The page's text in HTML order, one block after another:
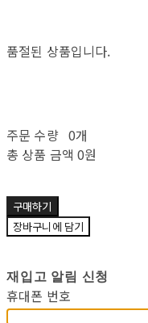
품절된 상품입니다.
주문 수량 0개
총 상품 금액 0원
구매하기
장바구니에 담기
재입고 알림 신청
휴대폰 번호